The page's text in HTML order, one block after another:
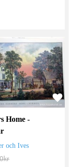
Home -
och Ives
kr